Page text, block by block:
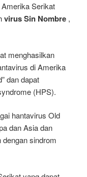
Serikat
virus Sin Nombre ,
menghasilkan
di Amerika
dan dapat
(HPS).
hantavirus Old
dan Asia dan
sindrom